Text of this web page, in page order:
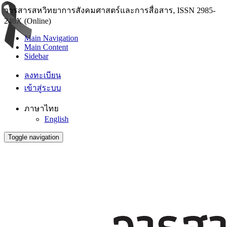
วารสารสหวิทยาการสังคมศาสตร์และการสื่อสาร, ISSN 2985-
248X (Online)
Main Navigation
Main Content
Sidebar
ลงทะเบียน
เข้าสู่ระบบ
ภาษาไทย
English
Toggle navigation